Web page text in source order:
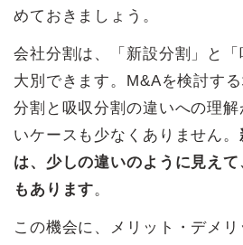
めておきましょう。
会社分割は、「新設分割」と
大別できます。M&Aを検討す
分割と吸収分割の違いへの理
いケースも少なくありません。
は、少しの違いのように見え
もあります。
この機会に、メリット・デメ